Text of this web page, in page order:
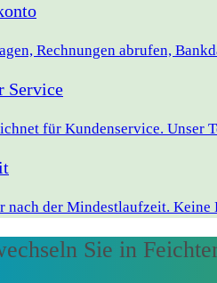
Rechnungen abrufen,
Service
für Kundenservice. Unser
nach der Mindestlaufzeit.
Sie in